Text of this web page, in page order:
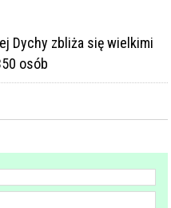
Dychy zbliża się wielkimi
osób